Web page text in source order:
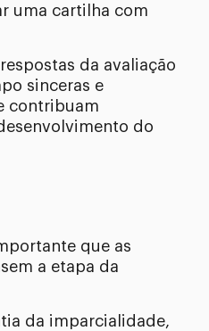
uma cartilha com
da avaliação
sinceras e
contribuam
do
que as
a etapa da
da imparcialidade,